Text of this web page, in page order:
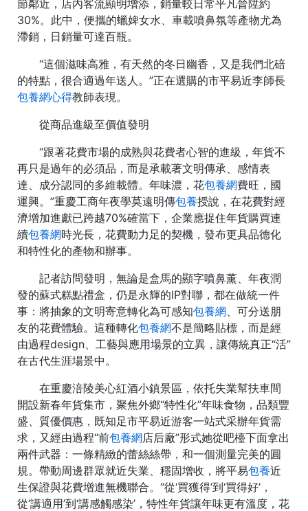
節鄰近，店內客流顯明增添，銷量較日常平凡晉陞約
30%。此中，便攜的蠟婢女水、車載噴鼻氛等產物尤為
滯銷，日銷量可達百瓶。
“這個滋味高雅，有天然的冬日幽香，又是我們北碚
的特點，很合適過年送人。”正在選購的市平易近李師長
包養網心得教師表現。
從商品進級至價值發明
“跟著花費市場的成熟與花費者心智的進級，年貨不
再只是過年的必須品，而是承載著文明傳承、感情表
達、成分認同的多維載體。年味濃，花包養網費旺，國
運興。”重慶工商年夜學莫遠明傳包養授說，在花費對經
濟增加進獻已跨越70%確當下，企業應捉住年貨購買連
續包養網時光長，花費動力足的契機，發布更具品德化
和特性化的產物和辦事。
記者訪問發明，無論是盒馬的顯字噴鼻薰、年夜潤
發的蘇式糕點禮盒，仍是永輝的IP對聯，都在做統一件
事：將抽象的文明寄意轉化為可感知包養網、可分送朋
友的花費體驗。這種轉化包養網不是簡略貼標，而是經
由過程design、工藝與應用場景的立異，讓傳統真正“活”
在古代生涯場景中。
在重慶涪陵美心紅酒小鎮景區，依托失業幫扶車間
開設新春年貨集市，聚焦外鄉“特性化”年味食物，品類豐
盛、質優價惠，既知足市平易近游客一站式采辦年貨需
求，又經由過程“前包養網店后廠”形式她從吧檯下面拿出
兩件武器：一條精緻的蕾絲絲帶，和一個測量完美的圓
規。帶動周邊群眾就近失業、穩固增收，將平易包養近
生保證與花費增進無機聯合。“從‘買獲得’到‘買得好’，
從‘講適用’到‘講感觸感染’，特性年貨讓年味更有溫度，花